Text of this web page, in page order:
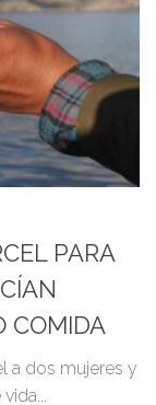
PARA
COMIDA
a dos mujeres y